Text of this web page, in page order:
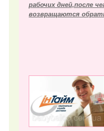
рабочих дней,после
возвращаются